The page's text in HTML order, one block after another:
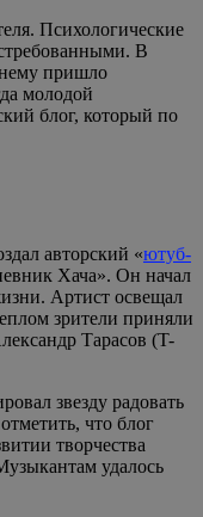
Психологические
В
пришло
молодой
блог, который по
авторский «ютуб-
Хача». Он начал
Артист освещал
зрители приняли
Тарасов (T-
звезду радовать
что блог
творчества
удалось